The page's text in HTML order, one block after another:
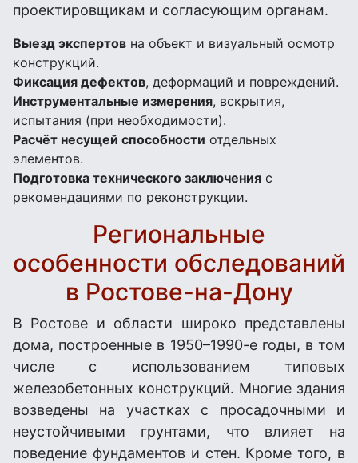
проектировщикам и согласующим органам.
Выезд экспертов на объект и визуальный осмотр
конструкций.
Фиксация дефектов, деформаций и повреждений.
Инструментальные измерения, вскрытия,
испытания (при необходимости).
Расчёт несущей способности отдельных
элементов.
Подготовка технического заключения с
рекомендациями по реконструкции.
Региональные
особенности обследований
в Ростове-на-Дону
В Ростове и области широко представлены
дома, построенные в 1950–1990-е годы, в том
числе с использованием типовых
железобетонных конструкций. Многие здания
возведены на участках с просадочными и
неустойчивыми грунтами, что влияет на
поведение фундаментов и стен. Кроме того, в